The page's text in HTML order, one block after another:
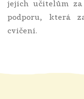
jejich učitelům
podporu, která
cvičení.